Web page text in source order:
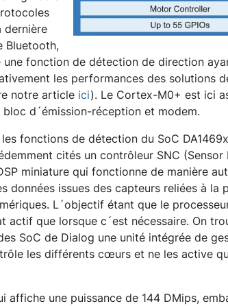
dernière
Bluetooth,
une fonction de détection de direction
les performances des solutions
notre article ici). Le Cortex-M0+ est ici
d´émission-réception et modem.
fonctions de détection du SoC
cités un contrôleur SNC (Sensor
miniature qui fonctionne de manière
données issues des capteurs reliées à la
L´objectif étant que le
actif que lorsque c´est nécessaire. On
SoC de Dialog une unité intégrée de
les différents cœurs et ne les active
affiche une puissance de 144 DMips,